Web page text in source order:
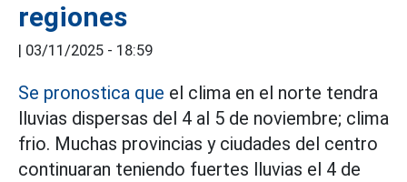
regiones
| 03/11/2025 - 18:59
Se pronostica que el clima en el norte tendra
lluvias dispersas del 4 al 5 de noviembre; clima
frio. Muchas provincias y ciudades del centro
continuaran teniendo fuertes lluvias el 4 de